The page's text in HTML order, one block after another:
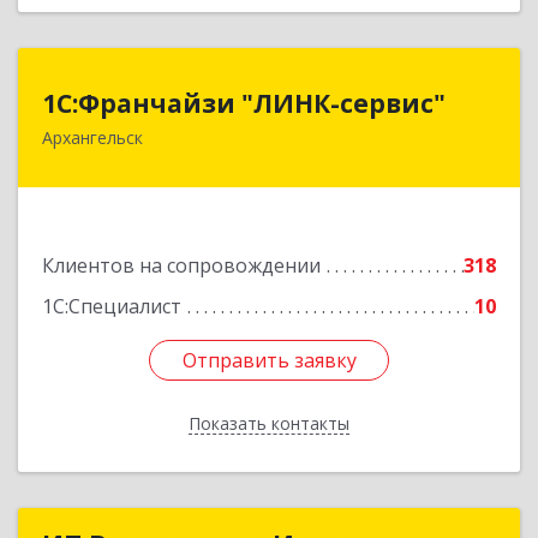
1С:Франчайзи "ЛИНК-сервис"
Архангельск
Клиентов на сопровождении
318
1С:Специалист
10
Отправить заявку
Показать контакты
1С:Франчайзи "ЛИНК-сервис"
163000, Архангельская обл, Архангельск г,
Отправить заявку
Назад